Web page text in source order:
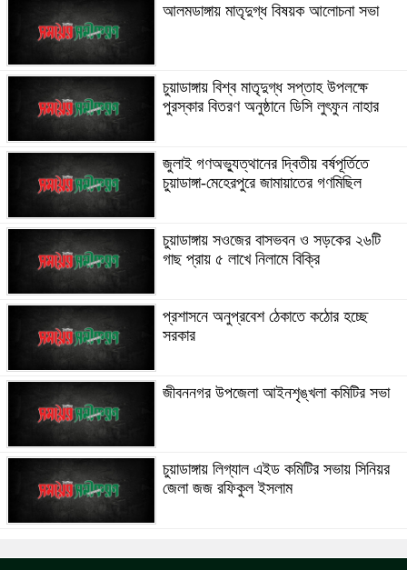
আলমডাঙ্গায় মাতৃদুগ্ধ বিষয়ক আলোচনা সভা
চুয়াডাঙ্গায় বিশ্ব মাতৃদুগ্ধ সপ্তাহ উপলক্ষে
পুরস্কার বিতরণ অনুষ্ঠানে ডিসি লুৎফুন নাহার
জুলাই গণঅভ্যুত্থানের দ্বিতীয় বর্ষপূর্তিতে
চুয়াডাঙ্গা-মেহেরপুরে জামায়াতের গণমিছিল
চুয়াডাঙ্গায় সওজের বাসভবন ও সড়কের ২৬টি
গাছ প্রায় ৫ লাখে নিলামে বিক্রি
প্রশাসনে অনুপ্রবেশ ঠেকাতে কঠোর হচ্ছে
সরকার
জীবননগর উপজেলা আইনশৃঙ্খলা কমিটির সভা
চুয়াডাঙ্গায় লিগ্যাল এইড কমিটির সভায় সিনিয়র
জেলা জজ রফিকুল ইসলাম